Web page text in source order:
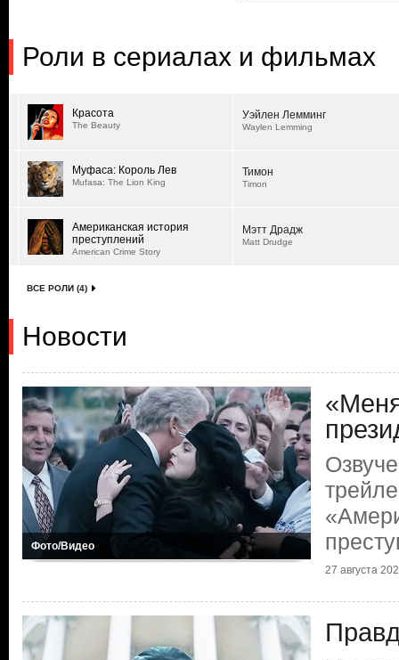
Роли в сериалах и фильмах
Красота
The Beauty
Уэйлен Лемминг
Waylen Lemming
Муфаса: Король Лев
Mufasa: The Lion King
Тимон
Timon
Американская история
преступлений
American Crime Story
Мэтт Драдж
Matt Drudge
ВСЕ РОЛИ (4)
Новости
Фото/Видео
27 августа